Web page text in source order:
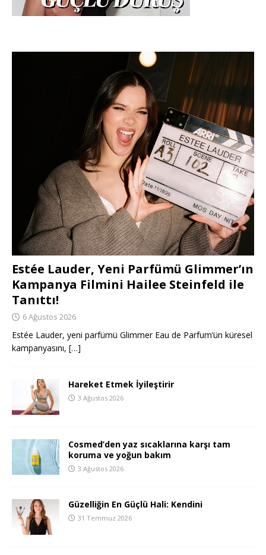
Estée Lauder, Yeni Parfümü Glimmer’ın
Kampanya Filmini Hailee Steinfeld ile
Tanıttı!
6 Ağustos 2026
Estée Lauder, yeni parfümü Glimmer Eau de Parfum’ün küresel
kampanyasını, […]
Hareket Etmek İyileştirir
3 Ağustos 2026
Cosmed’den yaz sıcaklarına karşı tam
koruma ve yoğun bakım
3 Ağustos 2026
Güzelliğin En Güçlü Hali: Kendini
31 Temmuz 2026